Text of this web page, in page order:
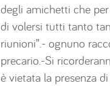
degli amichetti che
di volersi tutti tanto
riunioni”.- ognuno
precario.-Si
è vietata la presenza